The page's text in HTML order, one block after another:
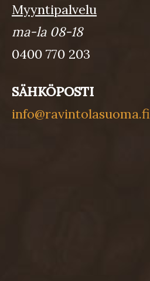
Myyntipalvelu
ma-la 08-18
0400 770 203
SÄHKÖPOSTI
info@ravintolasuoma.fi